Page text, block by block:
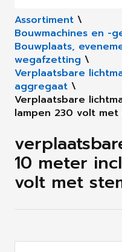
Assortiment \
Bouwmachines en -
Bouwplaats,
wegafzetting \
Verplaatsbare
aggregaat \
Verplaatsbare
lampen 230 volt met
10 meter
volt met